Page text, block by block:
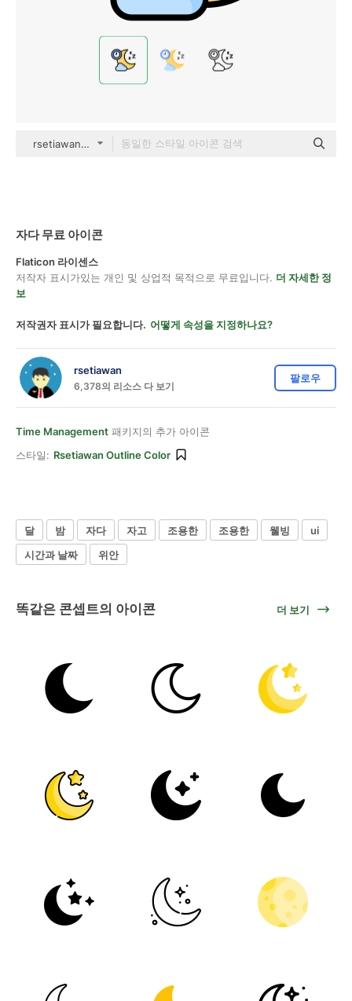
rsetiawan Outline Color
자다 무료 아이콘
Flaticon 라이센스
저작자 표시가있는 개인 및 상업적 목적으로 무료입니다. 더 자세한 정
보
저작권자 표시가 필요합니다. 어떻게 속성을 지정하나요?
rsetiawan
6,378의 리소스 다 보기
팔로우
Time Management 패키지의 추가 아이콘
스타일: Rsetiawan Outline Color
달 밤 자다 자고 조용한 조용한 웰빙
ui
시간과 날짜
위안
똑같은 콘셉트의 아이콘 더 보기